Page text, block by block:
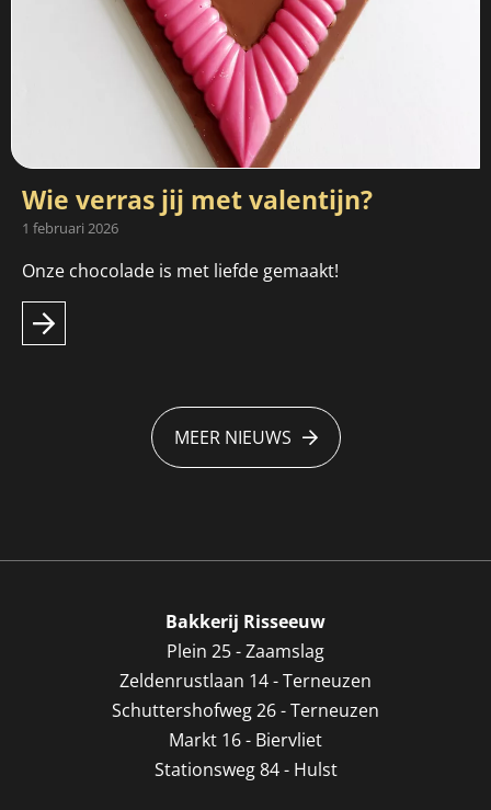
Wie verras jij met valentijn?
1 februari 2026
Onze chocolade is met liefde gemaakt!
MEER NIEUWS
Bakkerij Risseeuw
Plein 25 - Zaamslag
Zeldenrustlaan 14 - Terneuzen
Schuttershofweg 26 - Terneuzen
Markt 16 - Biervliet
Stationsweg 84 - Hulst